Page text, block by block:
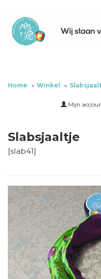
Home Winkel
Mijn
Slabsjaaltje
[slab41]